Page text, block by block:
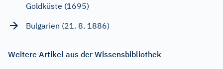
Goldküste (1695)
Bulgarien (21. 8. 1886)
Weitere Artikel aus der Wissensbibliothek